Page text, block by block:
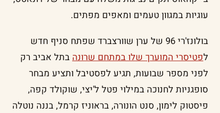
עוגיות במגוון טעמים ומאפים מפתים.
בולונז'רי 96 של ערן שוורצברד שפתח סניף חדש
לפטיסרי המוערך שלו במתחם שרונהבתל אביב רק
לפני מספר שבועות, תגיע לפסטיבל ותציע מבחר
סופגניות לחנוכה במילוי פטל ל'יצי, שוקולד קפה,
פיסטוק לימון, סנט הונורה, בראוניז קרמל, בננה נוטלה